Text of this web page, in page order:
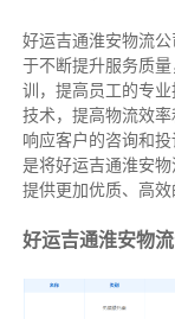
好运吉通淮安物流
于不断提升服务质
训，提高员工的专
技术，提高物流效
响应客户的咨询和
是将好运吉通淮安
提供更加优质、高效
好运吉通淮安物